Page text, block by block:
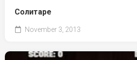
Солитаре
November 3, 2013